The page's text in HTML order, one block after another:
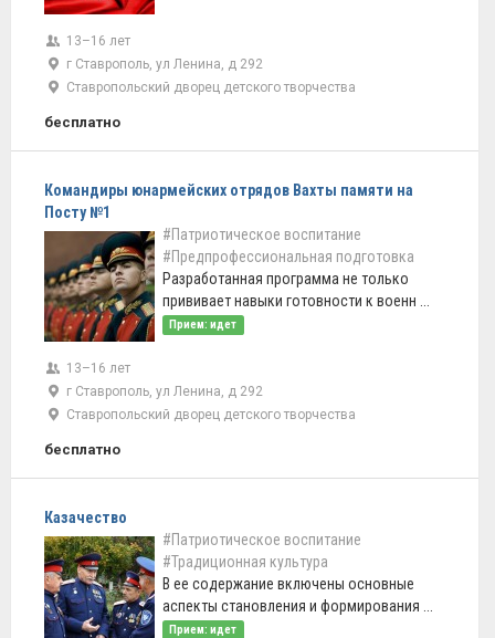
13–16 лет
г Ставрополь, ул Ленина, д 292
Ставропольский дворец детского творчества
бесплатно
Командиры юнармейских отрядов Вахты памяти на
Посту №1
#Патриотическое воспитание
#Предпрофессиональная подготовка
Разработанная программа не только
прививает навыки готовности к военн ...
Прием: идет
13–16 лет
г Ставрополь, ул Ленина, д 292
Ставропольский дворец детского творчества
бесплатно
Казачество
#Патриотическое воспитание
#Традиционная культура
В ее содержание включены основные
аспекты становления и формирования ...
Прием: идет